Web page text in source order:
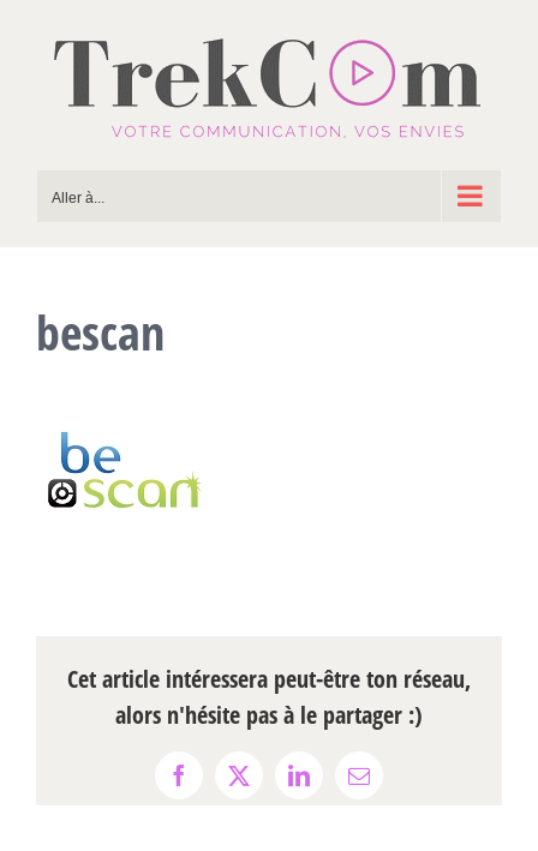
Aller à...
bescan
Cet article intéressera peut-être ton réseau,
alors n'hésite pas à le partager :)
Facebook
X LinkedInEmail